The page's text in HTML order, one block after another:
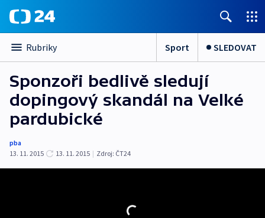
Rubriky Sport SLEDOVAT
Sponzoři bedlivě sledují
dopingový skandál na Velké
pardubické
pba
13. 11. 2015
13. 11. 2015 | Zdroj: ČT24